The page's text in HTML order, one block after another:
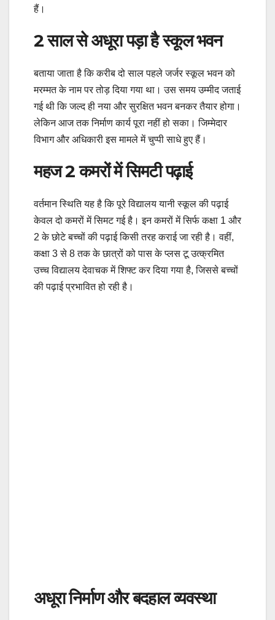
हैं।
2 साल से अधूरा पड़ा है स्कूल भवन
बताया जाता है कि करीब दो साल पहले जर्जर स्कूल भवन को
मरम्मत के नाम पर तोड़ दिया गया था। उस समय उम्मीद जताई
गई थी कि जल्द ही नया और सुरक्षित भवन बनकर तैयार होगा।
लेकिन आज तक निर्माण कार्य पूरा नहीं हो सका। जिम्मेदार
विभाग और अधिकारी इस मामले में चुप्पी साधे हुए हैं।
महज 2 कमरों में सिमटी पढ़ाई
वर्तमान स्थिति यह है कि पूरे विद्यालय यानी स्कूल की पढ़ाई
केवल दो कमरों में सिमट गई है। इन कमरों में सिर्फ कक्षा 1 और
2 के छोटे बच्चों की पढ़ाई किसी तरह कराई जा रही है। वहीं,
कक्षा 3 से 8 तक के छात्रों को पास के प्लस टू उत्क्रमित
उच्च विद्यालय देवाचक में शिफ्ट कर दिया गया है, जिससे बच्चों
की पढ़ाई प्रभावित हो रही है।
अधूरा निर्माण और बदहाल व्यवस्था